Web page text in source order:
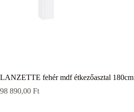
LANZETTE fehér mdf étkezőasztal 180cm
98 890,00 Ft